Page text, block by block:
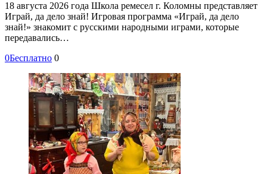
18 августа 2026 года Школа ремесел г. Коломны представляет
Играй, да дело знай! Игровая программа «Играй, да дело
знай!» знакомит с русскими народными играми, которые
передавались…
0Бесплатно 0